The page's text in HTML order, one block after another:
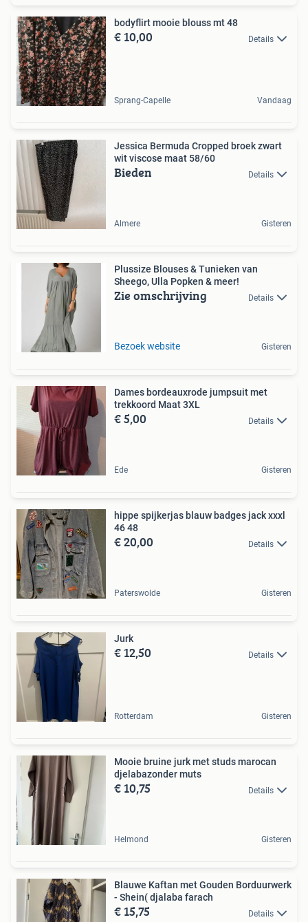
bodyflirt mooie blouss mt 48
€ 10,00 Details
Sprang-Capelle Vandaag
Jessica Bermuda Cropped broek zwart
wit viscose maat 58/60
Bieden Details
Almere Gisteren
Plussize Blouses & Tunieken van
Sheego, Ulla Popken & meer!
Zie omschrijving Details
Bezoek website Gisteren
Dames bordeauxrode jumpsuit met
trekkoord Maat 3XL
€ 5,00 Details
Ede Gisteren
hippe spijkerjas blauw badges jack xxxl
46 48
€ 20,00 Details
Paterswolde Gisteren
Jurk
€ 12,50 Details
Rotterdam Gisteren
Mooie bruine jurk met studs marocan
djelabazonder muts
€ 10,75 Details
Helmond Gisteren
Blauwe Kaftan met Gouden Borduurwerk
- Shein( djalaba farach
€ 15,75 Details